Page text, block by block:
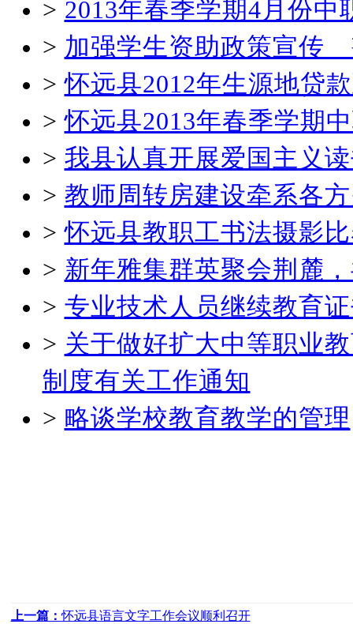
> 2013年春季学期4月份
> 加强学生资助政策宣传
>怀远县2012年生源地贷
>怀远县2013年春季学期
> 我县认真开展爱国主义
> 教师周转房建设牵系各
>怀远县教职工书法摄影
> 新年雅集群英聚会荆麓
> 专业技术人员继续教育
> 关于做好扩大中等职业
制度有关工作通知
> 略谈学校教育教学的管理
上一篇：怀远县语言文字工作会议顺利召开